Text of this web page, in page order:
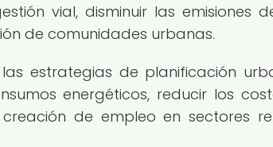
vial, disminuir las emisiones
de comunidades urbanas.
estrategias de planificación
energéticos, reducir los
de empleo en sectores